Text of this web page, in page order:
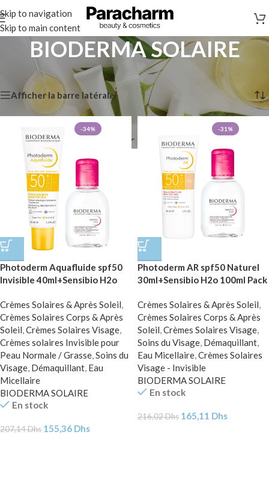
Skip to navigation
Skip to main content
BIODERMA SOLAIRE
Marques /BIODERMA SOLAIRE
Afficher la barre latérale
-34%
Photoderm Aquafluide spf50
Invisible 40ml+Sensibio H2o
Crèmes Solaires & Après Soleil,
Crèmes Solaires Corps & Après
Soleil,Crèmes Solaires Visage,
Crèmes solaires Invisible pour
Peau Normale / Grasse,Soins du
Visage, Démaquillant, Eau
Micellaire
BIODERMA SOLAIRE
En stock
207,14Dhs 155,36 Dhs
-31%
Photoderm AR spf50 Naturel
30ml+Sensibio H2o 100ml Pack
Crèmes Solaires & Après Soleil,
Crèmes Solaires Corps & Après
Soleil,Crèmes Solaires Visage,
Soins du Visage, Démaquillant,
Eau Micellaire,Crèmes Solaires
Visage - Invisible
BIODERMA SOLAIRE
En stock
216,02Dhs 165,11 Dhs